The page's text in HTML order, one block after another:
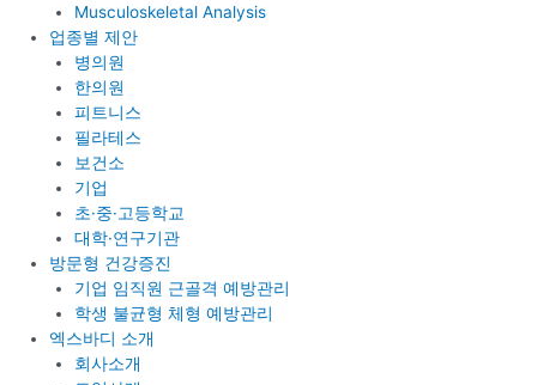
Musculoskeletal Analysis
업종별 제안
병의원
한의원
피트니스
필라테스
보건소
기업
초·중·고등학교
대학·연구기관
방문형 건강증진
기업 임직원 근골격 예방관리
학생 불균형 체형 예방관리
엑스바디 소개
회사소개